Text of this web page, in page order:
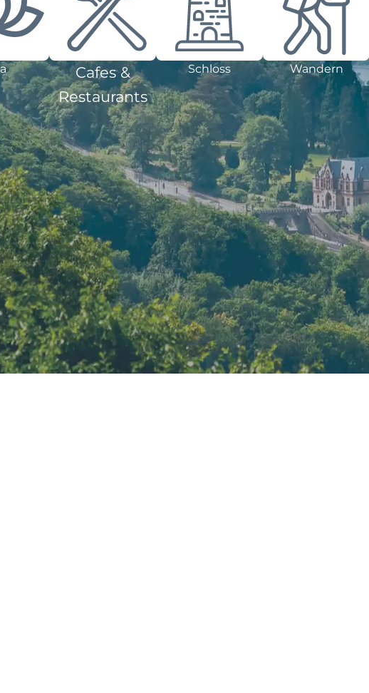
Cafes &
Restaurants
Schloss Wandern